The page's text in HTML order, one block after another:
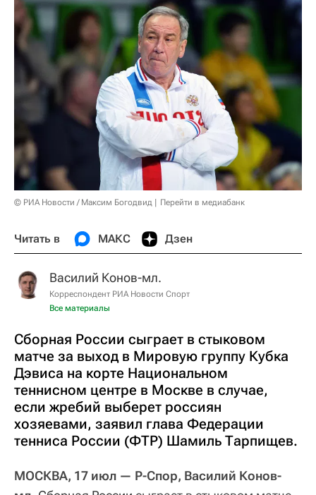
© РИА Новости / Максим Богодвид Перейти в медиабанк
Читать в МАКС Дзен
Василий Конов-мл.
Корреспондент РИА Новости Спорт
Все материалы
Сборная России сыграет в стыковом
матче за выход в Мировую группу Кубка
Дэвиса на корте Национальном
теннисном центре в Москве в случае,
если жребий выберет россиян
хозяевами, заявил глава Федерации
тенниса России (ФТР) Шамиль Тарпищев.
МОСКВА, 17 июл — Р-Спор, Василий Конов-